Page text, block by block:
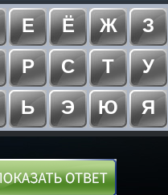
Е Ё Ж
З
Р С Т
У
Ь Э Ю Я